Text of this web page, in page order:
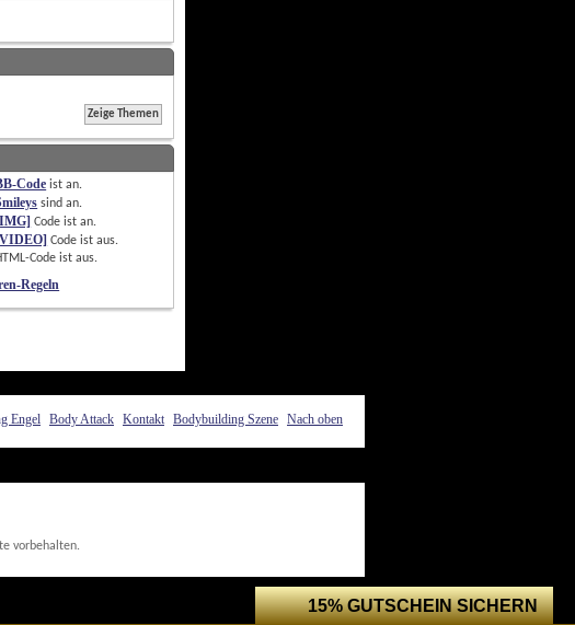
Code istan.
sindan.
Code istan.
Code istaus.
Code istaus.
Regeln
Engel Body Attack Kontakt Bodybuilding Szene Nach oben
vorbehalten.
15% GUTSCHEIN SICHERN